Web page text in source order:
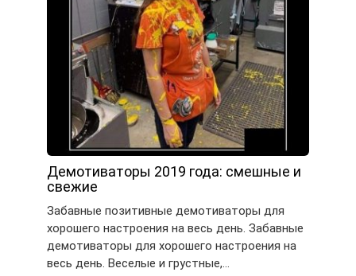
Демотиваторы 2019 года: смешные и
свежие
Забавные позитивные демотиваторы для
хорошего настроения на весь день. Забавные
демотиваторы для хорошего настроения на
весь день. Веселые и грустные,…